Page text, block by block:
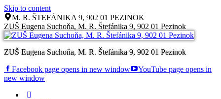
Skip to content
M. R. ŠTEFÁNIKA 9, 902 01 PEZINOK
ZUŠ Eugena Suchoňa, M. R. Štefánika 9, 902 01 Pezinok
ZUŠ Eugena Suchoňa, M. R. Štefánika 9, 902 01 Pezinok
Facebook page opens in new window
YouTube page opens in
new window